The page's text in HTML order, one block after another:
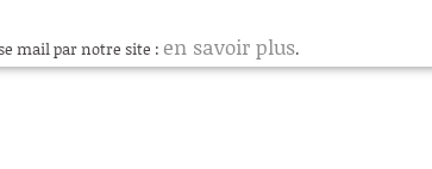
mail par notre site : en savoir plus.